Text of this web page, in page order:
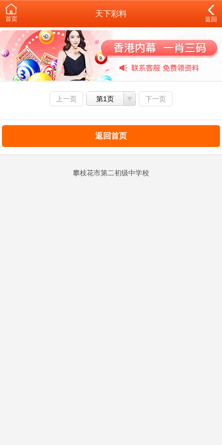
首页
天下彩料
返回
上一页 第1页 下一页
返回首页
攀枝花市第二初级中学校